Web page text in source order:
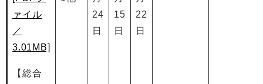
ァイル
／
3.01MB]
【総合
24
日
15
日
22
日